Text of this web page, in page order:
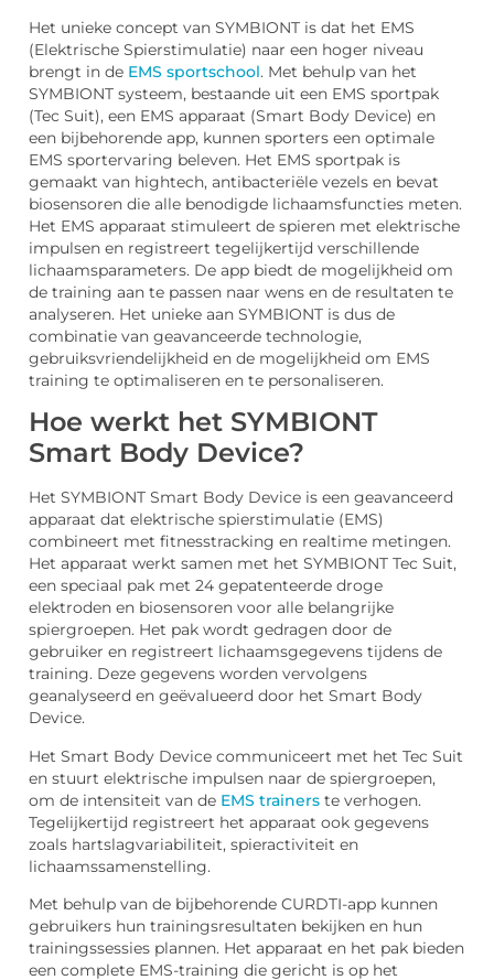
Het unieke concept van SYMBIONT is dat het EMS
(Elektrische Spierstimulatie) naar een hoger niveau
brengt in de EMS sportschool. Met behulp van het
SYMBIONT systeem, bestaande uit een EMS sportpak
(Tec Suit), een EMS apparaat (Smart Body Device) en
een bijbehorende app, kunnen sporters een optimale
EMS sportervaring beleven. Het EMS sportpak is
gemaakt van hightech, antibacteriële vezels en bevat
biosensoren die alle benodigde lichaamsfuncties meten.
Het EMS apparaat stimuleert de spieren met elektrische
impulsen en registreert tegelijkertijd verschillende
lichaamsparameters. De app biedt de mogelijkheid om
de training aan te passen naar wens en de resultaten te
analyseren. Het unieke aan SYMBIONT is dus de
combinatie van geavanceerde technologie,
gebruiksvriendelijkheid en de mogelijkheid om EMS
training te optimaliseren en te personaliseren.
Hoe werkt het SYMBIONT
Smart Body Device?
Het SYMBIONT Smart Body Device is een geavanceerd
apparaat dat elektrische spierstimulatie (EMS)
combineert met fitnesstracking en realtime metingen.
Het apparaat werkt samen met het SYMBIONT Tec Suit,
een speciaal pak met 24 gepatenteerde droge
elektroden en biosensoren voor alle belangrijke
spiergroepen. Het pak wordt gedragen door de
gebruiker en registreert lichaamsgegevens tijdens de
training. Deze gegevens worden vervolgens
geanalyseerd en geëvalueerd door het Smart Body
Device.
Het Smart Body Device communiceert met het Tec Suit
en stuurt elektrische impulsen naar de spiergroepen,
om de intensiteit van de EMS trainers te verhogen.
Tegelijkertijd registreert het apparaat ook gegevens
zoals hartslagvariabiliteit, spieractiviteit en
lichaamssamenstelling.
Met behulp van de bijbehorende CURDTI-app kunnen
gebruikers hun trainingsresultaten bekijken en hun
trainingssessies plannen. Het apparaat en het pak bieden
een complete EMS-training die gericht is op het